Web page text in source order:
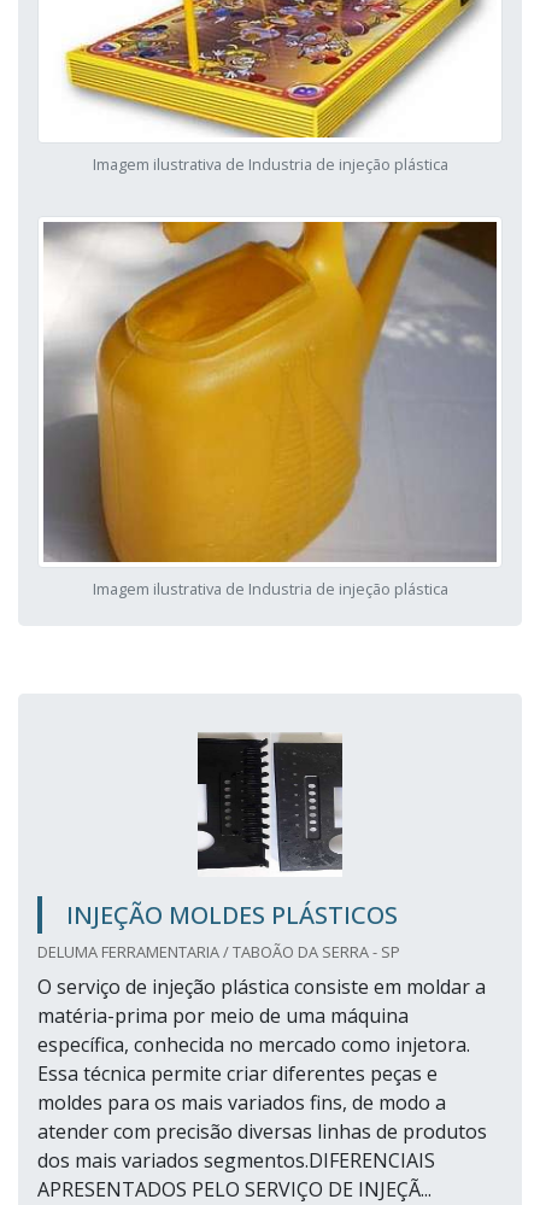
Imagem ilustrativa de Industria de injeção plástica
Imagem ilustrativa de Industria de injeção plástica
INJEÇÃO MOLDES PLÁSTICOS
DELUMA FERRAMENTARIA / TABOÃO DA SERRA - SP
O serviço de injeção plástica consiste em moldar a
matéria-prima por meio de uma máquina
específica, conhecida no mercado como injetora.
Essa técnica permite criar diferentes peças e
moldes para os mais variados fins, de modo a
atender com precisão diversas linhas de produtos
dos mais variados segmentos.DIFERENCIAIS
APRESENTADOS PELO SERVIÇO DE INJEÇÃ...